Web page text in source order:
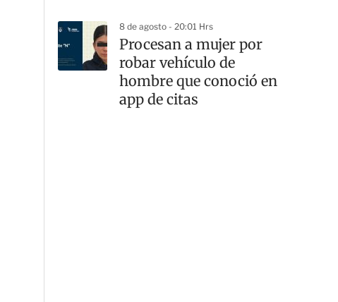
8 de agosto - 20:01 Hrs
Procesan a mujer por
robar vehículo de
hombre que conoció en
app de citas